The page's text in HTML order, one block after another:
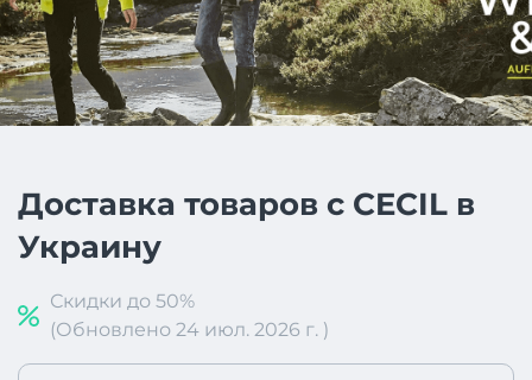
Доставка товаров с CECIL в
Украину
Скидки до 50%
(Обновлено 24 июл. 2026 г. )